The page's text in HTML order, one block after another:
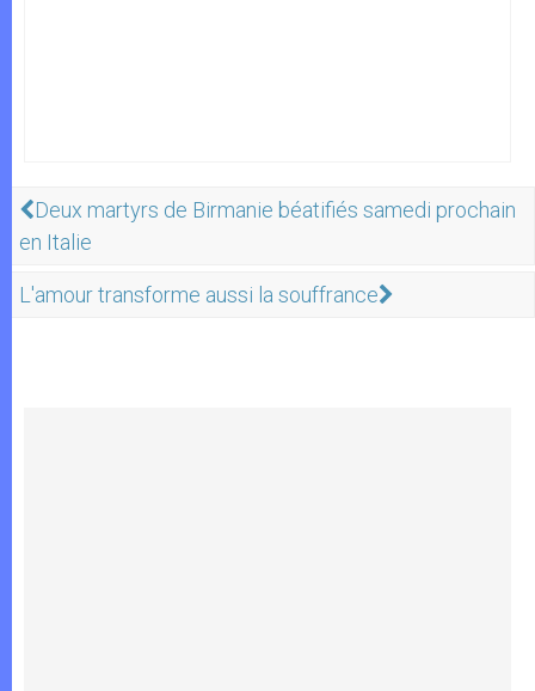
Deux martyrs de Birmanie béatifiés samedi prochain
en Italie
L'amour transforme aussi la souffrance